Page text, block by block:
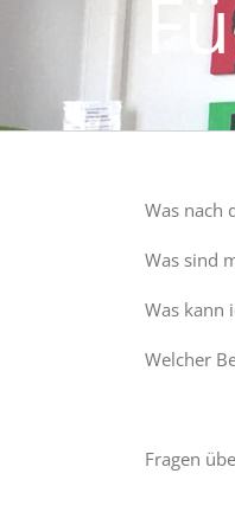
Was nach
Was sind
Was kann
Welcher
Fragen